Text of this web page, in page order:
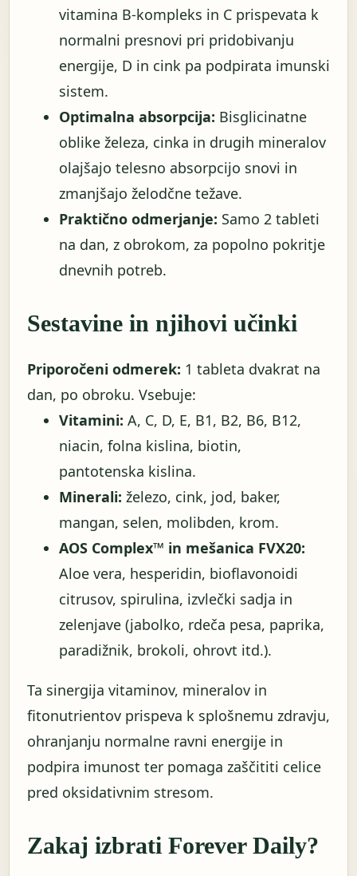
vitamina B-kompleks in C prispevata k
normalni presnovi pri pridobivanju
energije, D in cink pa podpirata imunski
sistem.
Optimalna absorpcija: Bisglicinatne
oblike železa, cinka in drugih mineralov
olajšajo telesno absorpcijo snovi in ​​
zmanjšajo želodčne težave.
Praktično odmerjanje: Samo 2 tableti
na dan, z obrokom, za popolno pokritje
dnevnih potreb.
Sestavine in njihovi učinki
Priporočeni odmerek: 1 tableta dvakrat na
dan, po obroku. Vsebuje:
Vitamini: A, C, D, E, B1, B2, B6, B12,
niacin, folna kislina, biotin,
pantotenska kislina.
Minerali: železo, cink, jod, baker,
mangan, selen, molibden, krom.
AOS Complex™ in mešanica FVX20:
Aloe vera, hesperidin, bioflavonoidi
citrusov, spirulina, izvlečki sadja in
zelenjave (jabolko, rdeča pesa, paprika,
paradižnik, brokoli, ohrovt itd.).
Ta sinergija vitaminov, mineralov in
fitonutrientov prispeva k splošnemu zdravju,
ohranjanju normalne ravni energije in
podpira imunost ter pomaga zaščititi celice
pred oksidativnim stresom.
Zakaj izbrati Forever Daily?